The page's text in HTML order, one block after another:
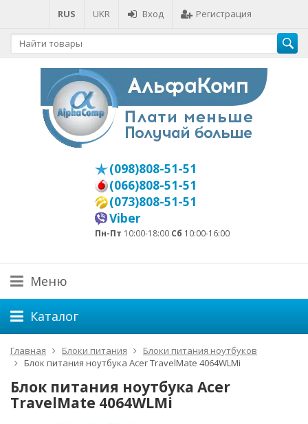
RUS UKR Вход Регистрация
(098)808-51-51
(066)808-51-51
(073)808-51-51
Viber
Пн-Пт 10:00-18:00 Сб 10:00-16:00
Меню
Каталог
Главная Блоки питания
Блоки питания ноутбуков
Блок питания ноутбука Acer TravelMate 4064WLMi
Блок питания ноутбука Acer
TravelMate 4064WLMi